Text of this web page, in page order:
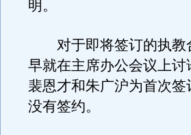
明。
对于即将签订的执教
早就在主席办公会议上
裴恩才和朱广沪为首次
没有签约。